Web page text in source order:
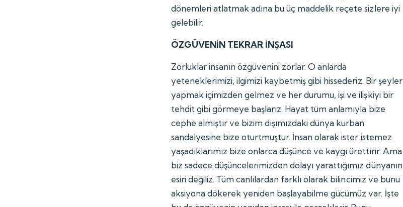
dönemleri atlatmak adına bu üç maddelik reçete sizlere iyi
gelebilir.
ÖZGÜVENİN TEKRAR İNŞASI
Zorluklar insanın özgüvenini zorlar. O anlarda
yeteneklerimizi, ilgimizi kaybetmiş gibi hissederiz. Bir şeyler
yapmak içimizden gelmez ve her durumu, işi ve ilişkiyi bir
tehdit gibi görmeye başlarız. Hayat tüm anlamıyla bize
cephe almıştır ve bizim dışımızdaki dünya kurban
sandalyesine bize oturtmuştur. İnsan olarak ister istemez
yaşadıklarımız bize onlarca düşünce ve kaygı ürettirir. Ama
biz sadece düşüncelerimizden dolayı yarattığımız dünyanın
esiri değiliz. Tüm canlılardan farklı olarak bilincimiz ve bunu
aksiyona dökerek yeniden başlayabilme gücümüz var. İşte